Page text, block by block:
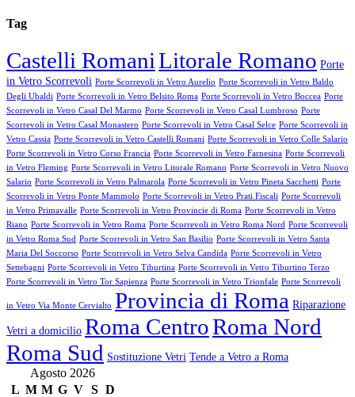
Tag
Castelli RomaniLitorale Romano Porte
in Vetro Scorrevoli Porte Scorrevoli in Vetro Aurelio Porte Scorrevoli in Vetro Baldo
Degli Ubaldi Porte Scorrevoli in Vetro Belsito Roma Porte Scorrevoli in Vetro Boccea Porte
Scorrevoli in Vetro Casal Del Marmo Porte Scorrevoli in Vetro Casal Lumbroso Porte
Scorrevoli in Vetro Casal Monastero Porte Scorrevoli in Vetro Casal Selce Porte Scorrevoli in
Vetro Cassia Porte Scorrevoli in Vetro Castelli Romani Porte Scorrevoli in Vetro Colle Salario
Porte Scorrevoli in Vetro Corso Francia Porte Scorrevoli in Vetro Farnesina Porte Scorrevoli
in Vetro Fleming Porte Scorrevoli in Vetro Litorale Romano Porte Scorrevoli in Vetro Nuovo
Salario Porte Scorrevoli in Vetro Palmarola Porte Scorrevoli in Vetro Pineta Sacchetti Porte
Scorrevoli in Vetro Ponte Mammolo Porte Scorrevoli in Vetro Prati Fiscali Porte Scorrevoli
in Vetro Primavalle Porte Scorrevoli in Vetro Provincie di Roma Porte Scorrevoli in Vetro
Riano Porte Scorrevoli in Vetro Roma Porte Scorrevoli in Vetro Roma Nord Porte Scorrevoli
in Vetro Roma Sud Porte Scorrevoli in Vetro San Basilio Porte Scorrevoli in Vetro Santa
Maria Del Soccorso Porte Scorrevoli in Vetro Selva Candida Porte Scorrevoli in Vetro
Settebagni Porte Scorrevoli in Vetro Tiburtina Porte Scorrevoli in Vetro Tiburtino Terzo
Porte Scorrevoli in Vetro Tor Sapienza Porte Scorrevoli in Vetro Trionfale Porte Scorrevoli
in Vetro Via Monte Cervialto Provincia di Roma Riparazione
Vetri a domicilio Roma CentroRoma Nord
Roma Sud Sostituzione Vetri Tende a Vetro a Roma
Agosto 2026
L M M G V S D